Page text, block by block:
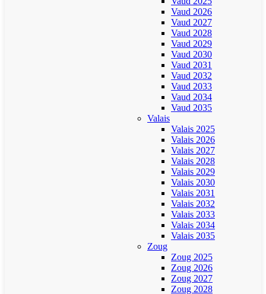
Vaud 2026
Vaud 2027
Vaud 2028
Vaud 2029
Vaud 2030
Vaud 2031
Vaud 2032
Vaud 2033
Vaud 2034
Vaud 2035
Valais
Valais 2025
Valais 2026
Valais 2027
Valais 2028
Valais 2029
Valais 2030
Valais 2031
Valais 2032
Valais 2033
Valais 2034
Valais 2035
Zoug
Zoug 2025
Zoug 2026
Zoug 2027
Zoug 2028